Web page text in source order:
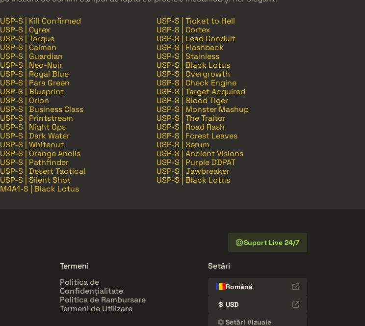
USP-S | Kill Confirmed
USP-S | Ticket to Hell
USP-S | Cyrex
USP-S | Cortex
USP-S | Torque
USP-S | Lead Conduit
USP-S | Caiman
USP-S | Flashback
USP-S | Guardian
USP-S | Stainless
USP-S | Neo-Noir
USP-S | Black Lotus
USP-S | Royal Blue
USP-S | Overgrowth
USP-S | Para Green
USP-S | Check Engine
USP-S | Blueprint
USP-S | Target Acquired
USP-S | Orion
USP-S | Blood Tiger
USP-S | Business Class
USP-S | Monster Mashup
USP-S | Printstream
USP-S | The Traitor
USP-S | Night Ops
USP-S | Road Rash
USP-S | Dark Water
USP-S | Forest Leaves
USP-S | Whiteout
USP-S | Serum
USP-S | Orange Anolis
USP-S | Ancient Visions
USP-S | Pathfinder
USP-S | Purple DDPAT
USP-S | Desert Tactical
USP-S | Jawbreaker
USP-S | Silent Shot
USP-S | Black Lotus
M4A1-S | Black Lotus
Suport Live 24/7
Termeni
Politica de
Confidențialitate
Politica de Rambursare
Termeni de Utilizare
Setări
Română
$ USD
Setări Vizuale